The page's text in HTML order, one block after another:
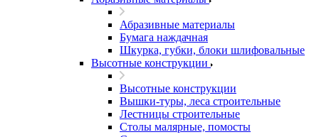
Абразивные материалы
Бумага наждачная
Шкурка, губки, блоки шлифовальные
Высотные конструкции
Высотные конструкции
Вышки-туры, леса строительные
Лестницы строительные
Столы малярные, помосты